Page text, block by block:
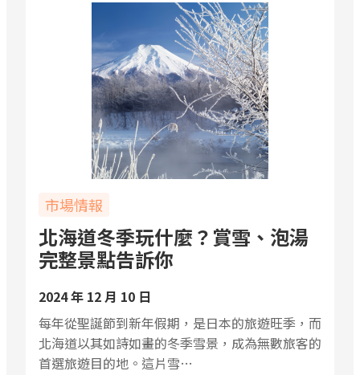
市場情報
北海道冬季玩什麼？賞雪、泡湯
完整景點告訴你
2024 年 12 月 10 日
每年從聖誕節到新年假期，是日本的旅遊旺季，而
北海道以其如詩如畫的冬季雪景，成為無數旅客的
首選旅遊目的地。這片雪…